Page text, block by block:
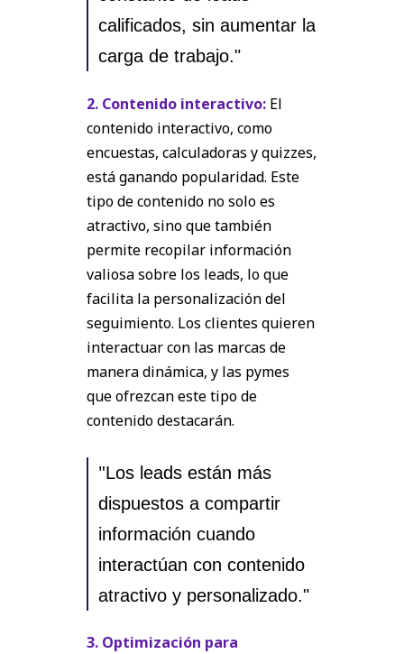
calificados, sin aumentar la
carga de trabajo."
2. Contenido interactivo: El
contenido interactivo, como
encuestas, calculadoras y quizzes,
está ganando popularidad. Este
tipo de contenido no solo es
atractivo, sino que también
permite recopilar información
valiosa sobre los leads, lo que
facilita la personalización del
seguimiento. Los clientes quieren
interactuar con las marcas de
manera dinámica, y las pymes
que ofrezcan este tipo de
contenido destacarán.
"Los leads están más
dispuestos a compartir
información cuando
interactúan con contenido
atractivo y personalizado."
3. Optimización para